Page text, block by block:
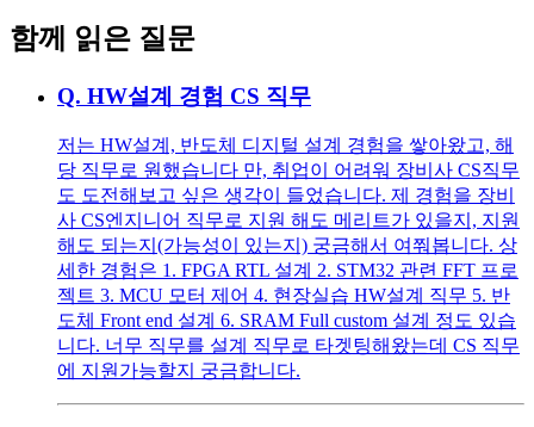
함께 읽은 질문
Q. HW설계 경험 CS 직무
저는 HW설계, 반도체 디지털 설계 경험을 쌓아왔고, 해
당 직무로 원했습니다 만, 취업이 어려워 장비사 CS직무
도 도전해보고 싶은 생각이 들었습니다. 제 경험을 장비
사 CS엔지니어 직무로 지원 해도 메리트가 있을지, 지원
해도 되는지(가능성이 있는지) 궁금해서 여쭤봅니다. 상
세한 경험은 1. FPGA RTL 설계 2. STM32 관련 FFT 프로
젝트 3. MCU 모터 제어 4. 현장실습 HW설계 직무 5. 반
도체 Front end 설계 6. SRAM Full custom 설계 정도 있습
니다. 너무 직무를 설계 직무로 타겟팅해왔는데 CS 직무
에 지원가능할지 궁금합니다.